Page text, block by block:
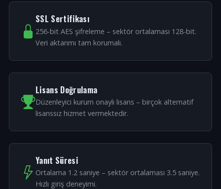
SSL Sertifikası
256-bit AES şifreleme – sektör ortalaması 128-bit.
Veri aktarımı tam korumalı.
Lisans Doğrulama
Düzenleyici kurum onaylı lisans – birçok alternatif
lisanssız hizmet vermektedir.
Yanıt Süresi
Ortalama 1.2 saniye – sektör ortalaması 3.5 saniye.
Hızlı giriş deneyimi.